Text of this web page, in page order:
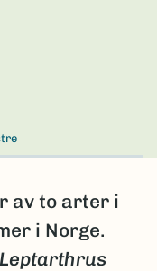
av to arter i
i Norge.
Leptarthrus